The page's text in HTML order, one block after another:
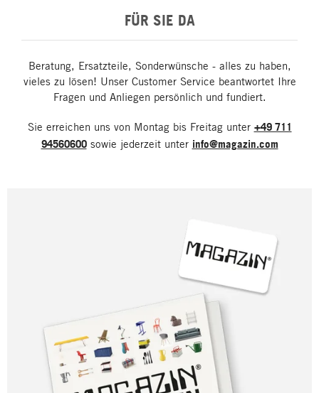
FÜR SIE DA
Beratung, Ersatzteile, Sonderwünsche - alles zu haben,
vieles zu lösen! Unser Customer Service beantwortet Ihre
Fragen und Anliegen persönlich und fundiert.
Sie erreichen uns von Montag bis Freitag unter +49 711
94560600sowie jederzeit unter info@magazin.com